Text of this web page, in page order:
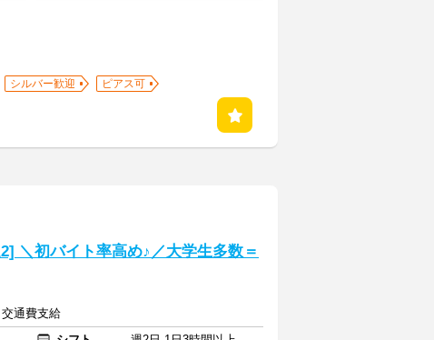
シルバー歓迎
ピアス可
＼初バイト率高め♪／大学生多数＝
通費支給